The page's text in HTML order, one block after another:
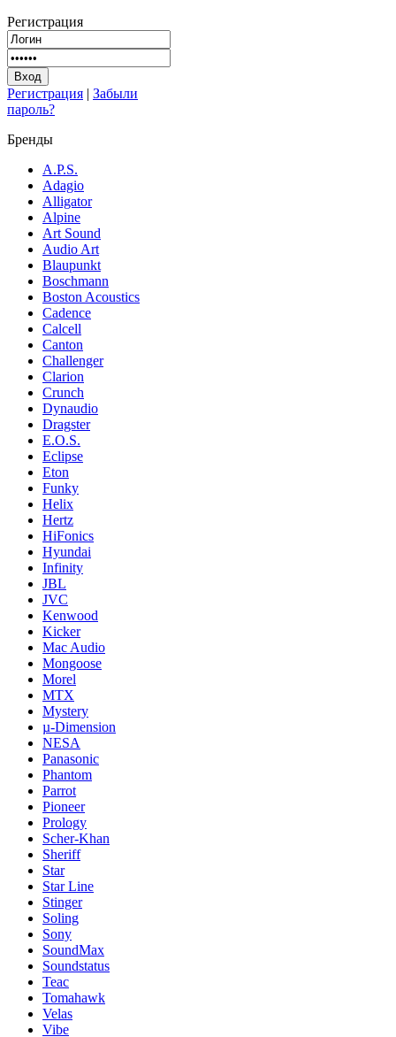
Регистрация
Регистрация | Забыли
пароль?
Бренды
A.P.S.
Adagio
Alligator
Alpine
Art Sound
Audio Art
Blaupunkt
Boschmann
Boston Acoustics
Cadence
Calcell
Canton
Challenger
Clarion
Crunch
Dynaudio
Dragster
E.O.S.
Eclipse
Eton
Funky
Helix
Hertz
HiFonics
Hyundai
Infinity
JBL
JVC
Kenwood
Kicker
Mac Audio
Mongoose
Morel
MTX
Mystery
µ-Dimension
NESA
Panasonic
Phantom
Parrot
Pioneer
Prology
Scher-Khan
Sheriff
Star
Star Line
Stinger
Soling
Sony
SoundMax
Soundstatus
Teac
Tomahawk
Velas
Vibe